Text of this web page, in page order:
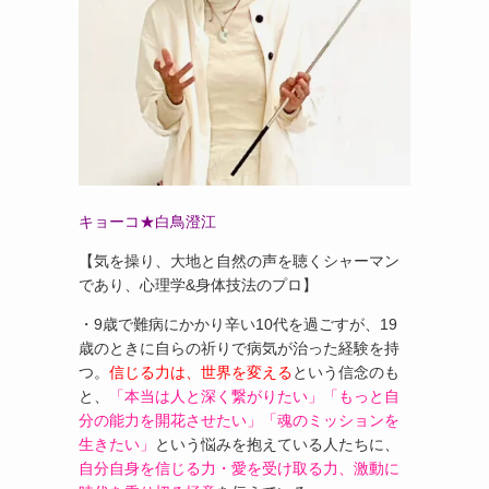
キョーコ★白鳥澄江
【気を操り、大地と自然の声を聴くシャーマン
であり、心理学&身体技法のプロ】
・9歳で難病にかかり辛い10代を過ごすが、19
歳のときに自らの祈りで病気が治った経験を持
つ。 信じる力は、世界を変えるという信念のも
と、
「本当は人と深く繋がりたい」「もっと自
分の能力を開花させたい」「魂のミッションを
生きたい」
という悩みを抱えている人たちに、
自分自身を信じる力・愛を受け取る力、激動に